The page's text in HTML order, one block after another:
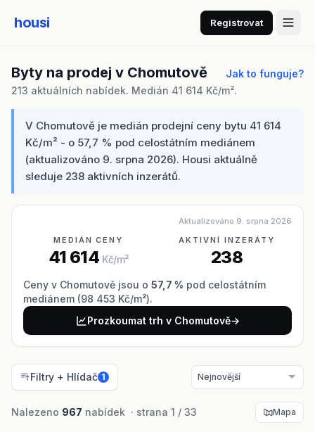
housi Registrovat
Byty na prodej v Chomutově
Jak to funguje?
213 aktuálních nabídek. Medián 41 614 Kč/m².
V Chomutově je medián prodejní ceny bytu 41 614
Kč/m² - o 57,7 % pod celostátním mediánem
(aktualizováno 9. srpna 2026). Housi aktuálně
sleduje 238 aktivních inzerátů.
Aktualizováno 9. srpna 2026
MEDIÁN CENY
41 614 Kč/m²
AKTIVNÍ INZERÁTY
238
Ceny v Chomutově jsou o 57,7 % pod celostátním
mediánem (98 453 Kč/m²).
Prozkoumat trh v Chomutově→
Filtry + Hlídač 1
Nalezeno 967 nabídek · strana 1 / 33 Mapa